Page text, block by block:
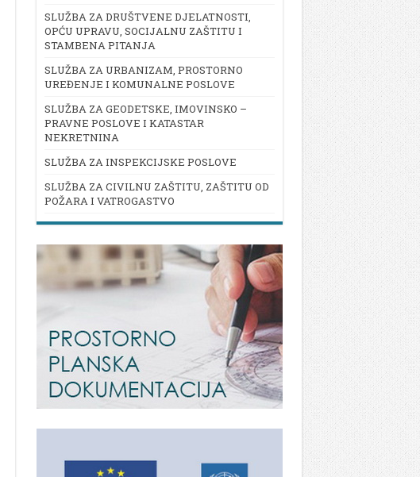
SLUŽBA ZA DRUŠTVENE DJELATNOSTI,
OPĆU UPRAVU, SOCIJALNU ZAŠTITU I
STAMBENA PITANJA
SLUŽBA ZA URBANIZAM, PROSTORNO
UREĐENJE I KOMUNALNE POSLOVE
SLUŽBA ZA GEODETSKE, IMOVINSKO –
PRAVNE POSLOVE I KATASTAR
NEKRETNINA
SLUŽBA ZA INSPEKCIJSKE POSLOVE
SLUŽBA ZA CIVILNU ZAŠTITU, ZAŠTITU OD
POŽARA I VATROGASTVO